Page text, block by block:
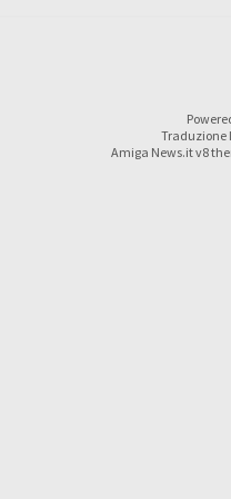
Traduzione
Amiga News.it v8